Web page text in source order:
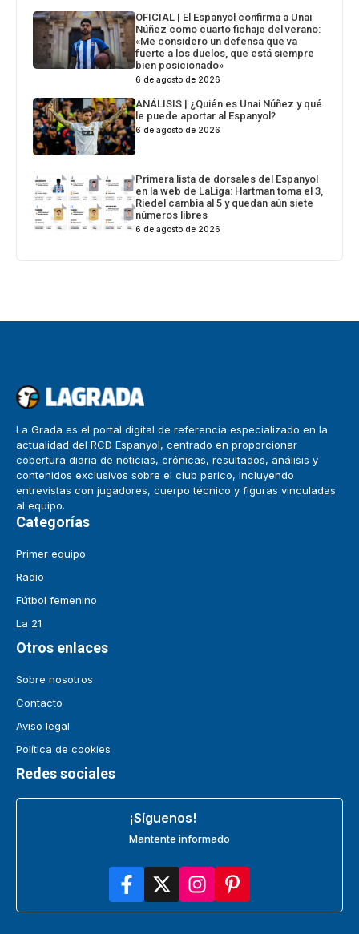
OFICIAL | El Espanyol confirma a Unai
Núñez como cuarto fichaje del verano:
«Me considero un defensa que va
fuerte a los duelos, que está siempre
bien posicionado»
6 de agosto de 2026
ANÁLISIS | ¿Quién es Unai Núñez y qué
le puede aportar al Espanyol?
6 de agosto de 2026
Primera lista de dorsales del Espanyol
en la web de LaLiga: Hartman toma el 3,
Riedel cambia al 5 y quedan aún siete
números libres
6 de agosto de 2026
La Grada es el portal digital de referencia especializado en la
actualidad del RCD Espanyol, centrado en proporcionar
cobertura diaria de noticias, crónicas, resultados, análisis y
contenidos exclusivos sobre el club perico, incluyendo
entrevistas con jugadores, cuerpo técnico y figuras vinculadas
al equipo.
Categorías
Primer equipo
Radio
Fútbol femenino
La 21
Otros enlaces
Sobre nosotros
Contacto
Aviso legal
Política de cookies
Redes sociales
¡Síguenos!
Mantente informado